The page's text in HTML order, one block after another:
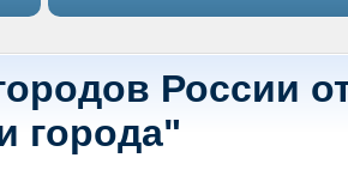
России
города"